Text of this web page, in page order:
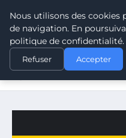
CLIMATE
ACCUEIL
CHANGEMENTS
CHANGEMENTS
Nous utilisons des cookies
de navigation. En
politique de confidentialité.
Refuser Accepter